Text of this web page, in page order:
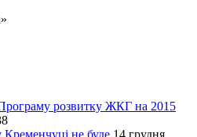
розвитку ЖКГ на 2015